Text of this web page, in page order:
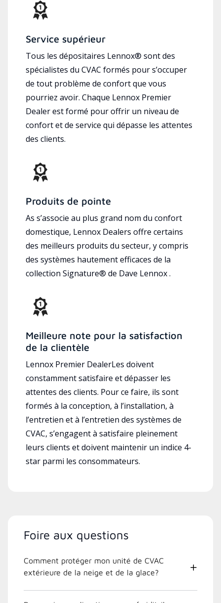
Service supérieur
Tous les dépositaires Lennox® sont des
spécialistes du CVAC formés pour s’occuper
de tout problème de confort que vous
pourriez avoir. Chaque Lennox Premier
Dealer est formé pour offrir un niveau de
confort et de service qui dépasse les attentes
des clients.
Produits de pointe
As s’associe au plus grand nom du confort
domestique, Lennox Dealers offre certains
des meilleurs produits du secteur, y compris
des systèmes hautement efficaces de la
collection Signature® de Dave Lennox .
Meilleure note pour la satisfaction
de la clientèle
Lennox Premier DealerLes doivent
constamment satisfaire et dépasser les
attentes des clients. Pour ce faire, ils sont
formés à la conception, à l’installation, à
l’entretien et à l’entretien des systèmes de
CVAC, s’engagent à satisfaire pleinement
leurs clients et doivent maintenir un indice 4-
star parmi les consommateurs.
Foire aux questions
Comment protéger mon unité de CVAC
extérieure de la neige et de la glace?